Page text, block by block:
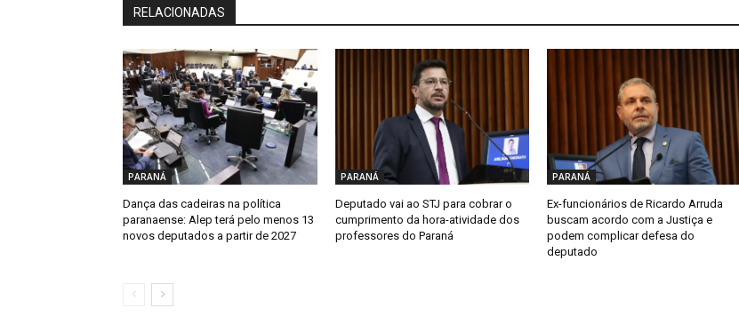
RELACIONADAS
PARANÁ
Dança das cadeiras na política
paranaense: Alep terá pelo menos 13
novos deputados a partir de 2027
PARANÁ
Deputado vai ao STJ para cobrar o
cumprimento da hora-atividade dos
professores do Paraná
PARANÁ
Ex-funcionários de Ricardo Arruda
buscam acordo com a Justiça e
podem complicar defesa do
deputado